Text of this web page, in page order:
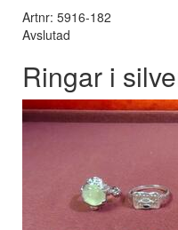
Artnr: 5916-182
Avslutad
Ringar i